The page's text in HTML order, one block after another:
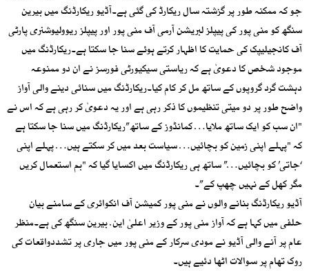
جو کہ ممکنہ طور پر گزشتہ سال ریکارڈ کی گئی ہے۔آڈیو ریکارڈنگ میں بیرین
سنگھ کو منی پور کی پیپلز لبریشن آرمی آف منی پور اور پیپلز ریوولیوشنری پارٹی
آف کانجیلیپک کی حمایت کا اظہار کرتے ہوئے سنا جا سکتا ہے۔ریکارڈنگ میں
موجود شخص کا دعویٰ ہے کہ ریاستی سیکیورٹی فورسز نے ان دو ممنوعہ
دہشت گرد گروپوں کے ساتھ مل کر کام کیا۔ریکارڈنگ میں سنائی دینے والی آواز
واضح طور پر دو میتی تنظیموں کا ذکر رہی ہے اور یہ دعویٰ کر رہی ہے کہ اس نے
"ان سب کو ایک ساتھ ملایا… کمانڈوز کے ساتھ”ریکارڈنگ میں سنا جا سکتا ہے
کہ "پہلے اپنی زمین کو بچائیں… سیاست بعد میں کر سکتے ہیں… پہلے اپنی
‘جاتی’ کو بچائیں…” ساتھ ہی ریکارڈنگ میں اکسایا گیا کہ "بم استعمال کریں
مگر کھل کے نہیں چھپ کے”۔
آڈیو ریکارڈنگ بنانے والوں نے منی پور کمیشن آف انکوائری کے سامنے بیان
حلفی میں کہا ہے کہ آواز منی پور کے وزیر اعلیٰ این. بیرین سنگھ کی ہے۔منظر
عام پر آنے والی آڈیو نے مودی سرکار کے منی پور میں جاری پر تشددواقعات کی
روک تھام پر سوالات اٹھا دئیے ہیں۔